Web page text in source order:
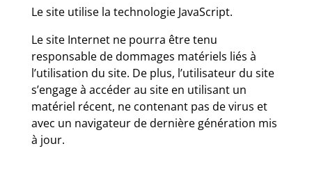
Le site utilise la technologie JavaScript.
Le site Internet ne pourra être tenu
responsable de dommages matériels liés à
l’utilisation du site. De plus, l’utilisateur du site
s’engage à accéder au site en utilisant un
matériel récent, ne contenant pas de virus et
avec un navigateur de dernière génération mis
à jour.